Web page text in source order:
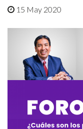
15 May 2020